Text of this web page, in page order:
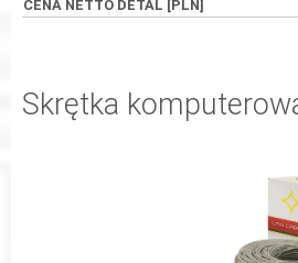
Skrętka